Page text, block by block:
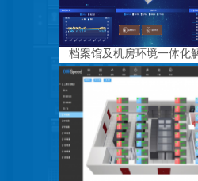
档案馆及机房环境一体化